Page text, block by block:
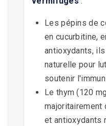
Les pépins de
en cucurbitine,
antioxydants,
naturelle pour
soutenir
Le thym (120
majoritairement
et antioxydants